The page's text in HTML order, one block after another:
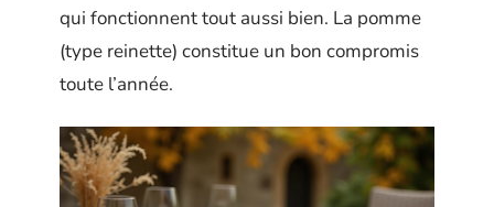
qui fonctionnent tout aussi bien. La pomme
(type reinette) constitue un bon compromis
toute l’année.